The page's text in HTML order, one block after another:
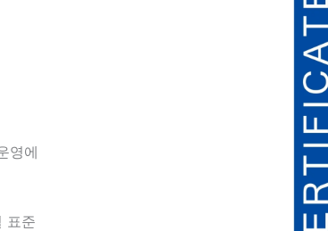
영에
표준